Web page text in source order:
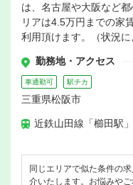
は、名古屋や大阪など
リアは4.5万円までの家
利用頂けます。（状況に
勤務地・アクセス
車通勤可 駅チカ
三重県松阪市
近鉄山田線「櫛田駅
同じエリアで似た条件の
介いたします。お悩みや